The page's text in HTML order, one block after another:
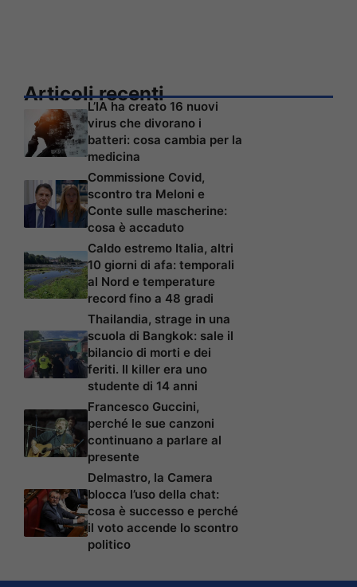
Articoli recenti
L’IA ha creato 16 nuovi
virus che divorano i
batteri: cosa cambia per la
medicina
Commissione Covid,
scontro tra Meloni e
Conte sulle mascherine:
cosa è accaduto
Caldo estremo Italia, altri
10 giorni di afa: temporali
al Nord e temperature
record fino a 48 gradi
Thailandia, strage in una
scuola di Bangkok: sale il
bilancio di morti e dei
feriti. Il killer era uno
studente di 14 anni
Francesco Guccini,
perché le sue canzoni
continuano a parlare al
presente
Delmastro, la Camera
blocca l’uso della chat:
cosa è successo e perché
il voto accende lo scontro
politico